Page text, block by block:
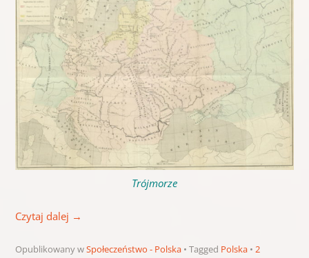
Trójmorze
Czytaj dalej →
Opublikowany wSpołeczeństwo - Polska Tagged Polska
2